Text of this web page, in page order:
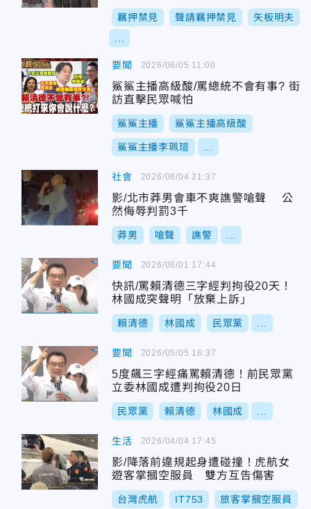
羈押禁見 聲請羈押禁見 矢板明夫
要聞
鯊鯊主播高級酸/罵總統不會有事? 街
訪直擊民眾喊怕
鯊鯊主播 鯊鯊主播高級酸
鯊鯊主播李珮瑄
2026/06/05 11:00
社會
影/北市莽男會車不爽譙警嗆聲 公
然侮辱判罰3千
莽男 嗆聲 譙警
2026/06/04 21:37
要聞
快訊/罵賴清德三字經判拘役20天！
林國成突聲明「放棄上訴」
賴清德 林國成 民眾黨
2026/06/01 17:44
要聞
5度飆三字經痛罵賴清德！前民眾黨
立委林國成遭判拘役20日
民眾黨 賴清德 林國成
2026/05/05 16:37
生活
影/降落前違規起身遭碰撞！虎航女
遊客掌摑空服員 雙方互告傷害
台灣虎航 IT753 旅客掌摑空服員
2026/04/04 17:45